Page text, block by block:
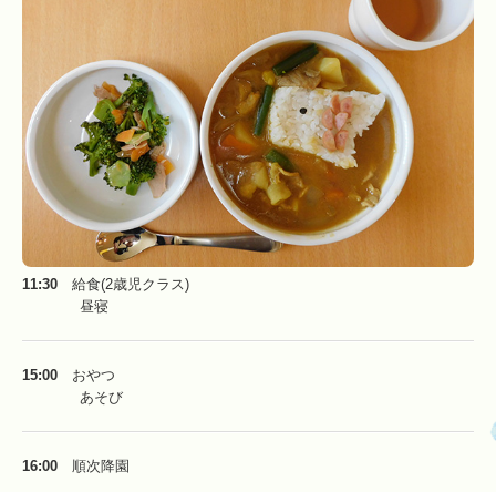
11:30 給食(2歳児クラス)
昼寝
15:00 おやつ
あそび
16:00 順次降園